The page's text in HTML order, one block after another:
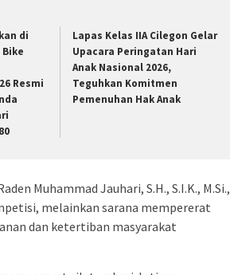
di
Resmi
Lapas Kelas IIA Cilegon Gelar
Upacara Peringatan Hari
Anak Nasional 2026,
Teguhkan Komitmen
Pemenuhan Hak Anak
Muhammad Jauhari, S.H., S.I.K., M.Si.,
melainkan sarana mempererat
dan ketertiban masyarakat